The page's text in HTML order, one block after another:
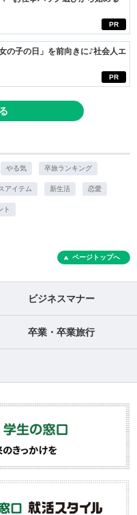
PR
PR
の子の日」を前向きに♪社会人エ
やる気 卒旅ランキング
アイテム 新生活 恋愛
ト
ページトップへ
ビジネスマナー
卒業・卒業旅行